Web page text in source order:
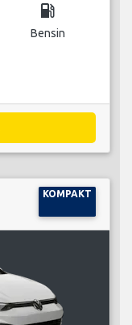
local_gas_station
Bensin
KOMPAKT